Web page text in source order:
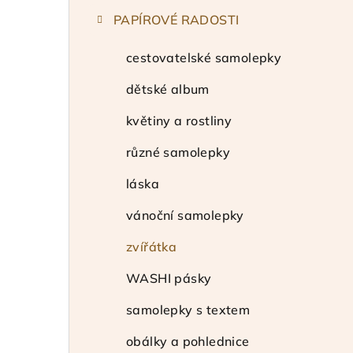
PAPÍROVÉ RADOSTI
cestovatelské samolepky
dětské album
květiny a rostliny
různé samolepky
láska
vánoční samolepky
zvířátka
WASHI pásky
samolepky s textem
obálky a pohlednice